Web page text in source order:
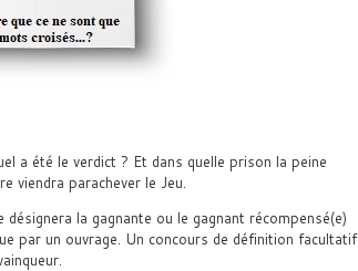
a été le verdict ? Et dans quelle prison la peine
viendra parachever le Jeu.
la gagnante ou le gagnant récompensé(e)
par un ouvrage. Un concours de définition facultatif